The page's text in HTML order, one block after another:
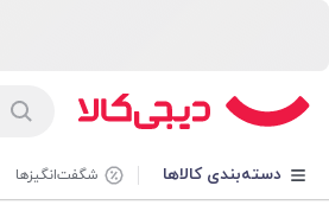
دسته‌بندی کالاها شگفت‌انگیزها